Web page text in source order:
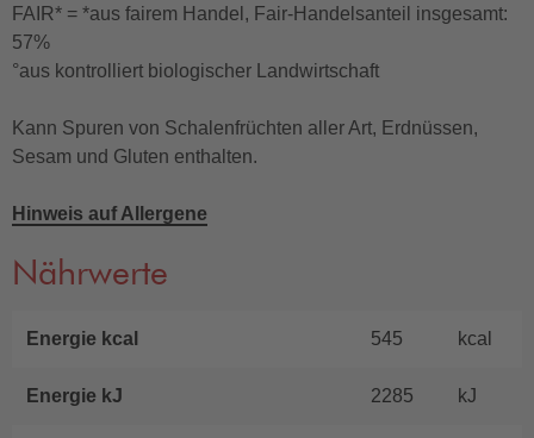
FAIR* = *aus fairem Handel, Fair-Handelsanteil insgesamt:
57%
°aus kontrolliert biologischer Landwirtschaft
Kann Spuren von Schalenfrüchten aller Art, Erdnüssen,
Sesam und Gluten enthalten.
Hinweis auf Allergene
Nährwerte
Energie kcal 545 kcal
Energie kJ 2285 kJ